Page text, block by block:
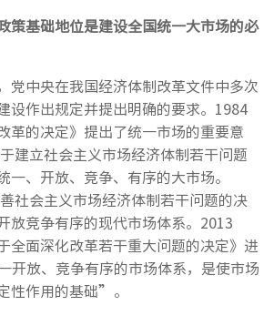
策基础地位是建设全国统一大市场的必
党中央在我国经济体制改革文件中多次
设作出规定并提出明确的要求。1984
革的决定》提出了统一市场的重要意
建立社会主义市场经济体制若干问题
一、开放、竞争、有序的大市场。
社会主义市场经济体制若干问题的决
放竞争有序的现代市场体系。2013
全面深化改革若干重大问题的决定》进
开放、竞争有序的市场体系，是使市场
性作用的基础”。